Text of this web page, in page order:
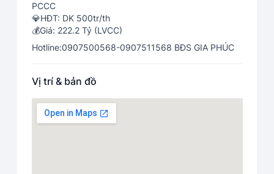
PCCC
💎HĐT: DK 500tr/th
💰Giá: 222.2 Tỷ (LVCC)
Hotline:0907500568-0907511568 BĐS GIA PHÚC
Vị trí & bản đồ